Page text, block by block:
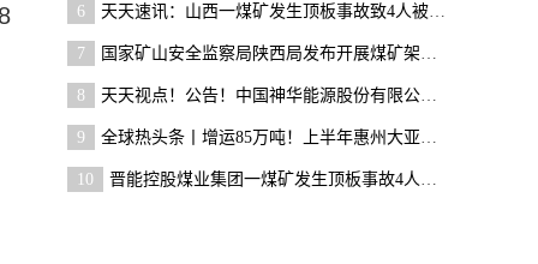
6 天天速讯：山西一煤矿发生顶板事故致4人被困 3人已
7 国家矿山安全监察局陕西局发布开展煤矿架空乘人装置
8 天天视点！公告！中国神华能源股份有限公司哈拉沟煤
9 全球热头条丨增运85万吨！上半年惠州大亚湾海铁联运
10 晋能控股煤业集团一煤矿发生顶板事故4人被困|全球观